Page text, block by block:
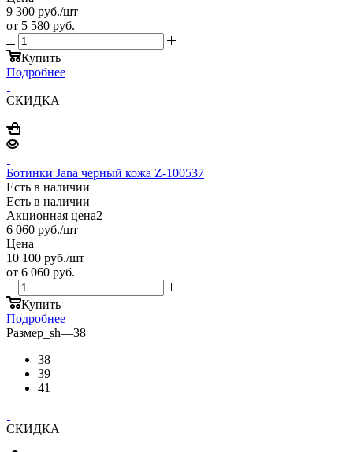
9 300 руб./шт
от 5 580 руб.
Купить
Подробнее
СКИДКА
Ботинки Jana черный кожа Z-100537
Есть в наличии
Есть в наличии
Акционная цена2
6 060 руб./шт
Цена
10 100 руб./шт
от 6 060 руб.
Купить
Подробнее
Размер_sh—38
38
39
41
СКИДКА